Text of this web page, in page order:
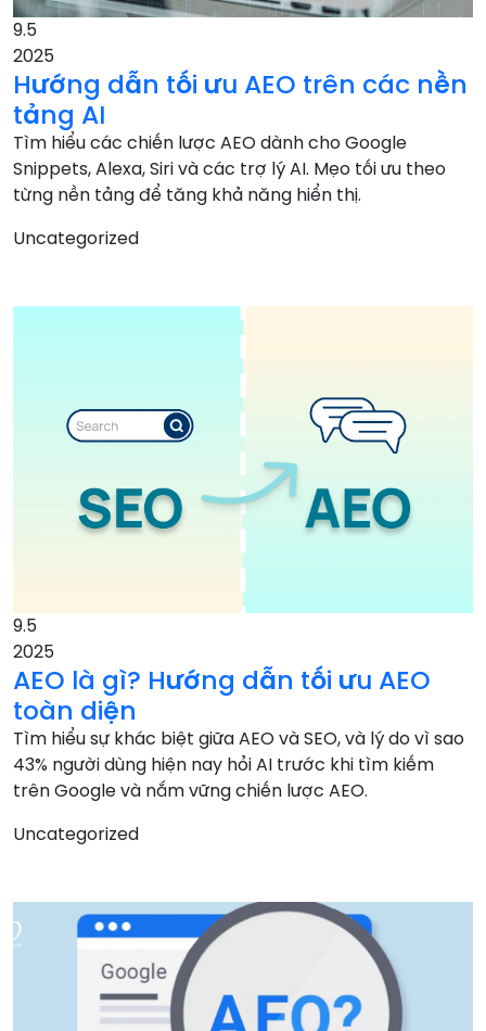
9.5
2025
Hướng dẫn tối ưu AEO trên các nền
tảng AI
Tìm hiểu các chiến lược AEO dành cho Google
Snippets, Alexa, Siri và các trợ lý AI. Mẹo tối ưu theo
từng nền tảng để tăng khả năng hiển thị.
Uncategorized
9.5
2025
AEO là gì? Hướng dẫn tối ưu AEO
toàn diện
Tìm hiểu sự khác biệt giữa AEO và SEO, và lý do vì sao
43% người dùng hiện nay hỏi AI trước khi tìm kiếm
trên Google và nắm vững chiến lược AEO.
Uncategorized